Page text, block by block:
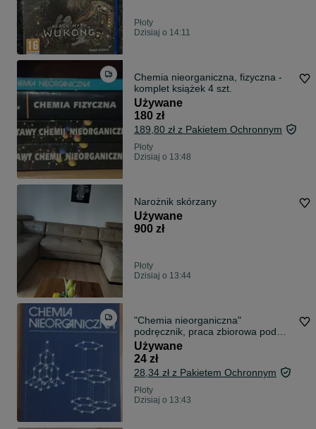
Płoty
Dzisiaj o 14:11
Chemia nieorganiczna, fizyczna -
komplet książek 4 szt.
Używane
180 zł
189,80 zł z Pakietem Ochronnym
Płoty
Dzisiaj o 13:48
Narożnik skórzany
Używane
900 zł
Płoty
Dzisiaj o 13:44
"Chemia nieorganiczna"
podręcznik, praca zbiorowa pod
red. Krzysztof
Używane
24 zł
28,34 zł z Pakietem Ochronnym
Płoty
Dzisiaj o 13:43